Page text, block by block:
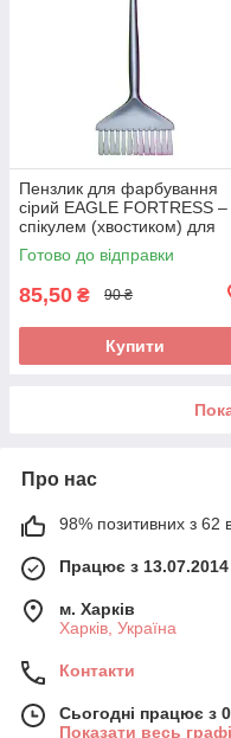
Пензлик для фарбування
сірий EAGLE FORTRESS –
спікулем (хвостиком) для
точного поділу пасм. Арт
JPP1438
Готово до відправки
85,50 ₴ 90 ₴
Купити
Про нас
98% позитивних з 62
Працює з 13.07.2014
м. Харків
Харків, Україна
Контакти
Сьогодні працює з
Показати весь